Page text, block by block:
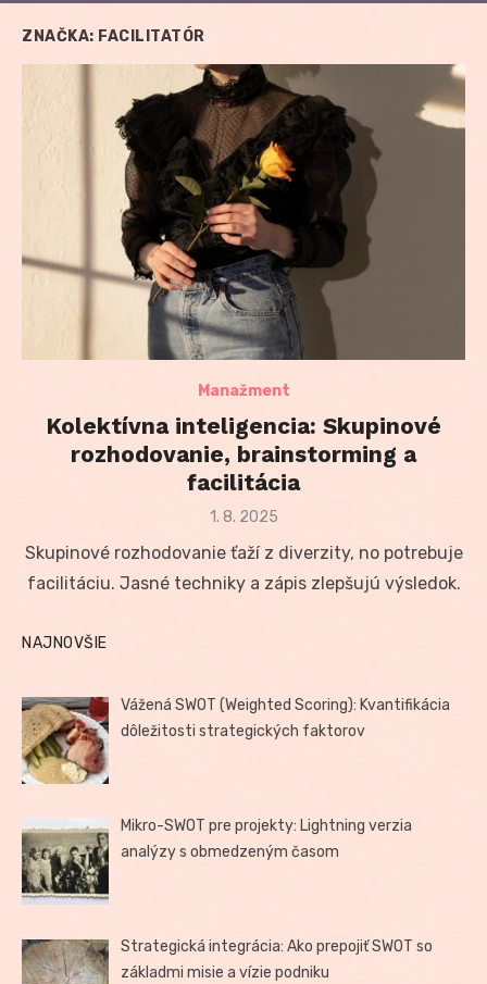
ZNAČKA: FACILITATÓR
Manažment
Kolektívna inteligencia: Skupinové
rozhodovanie, brainstorming a
facilitácia
Posted
1. 8. 2025
Skupinové rozhodovanie ťaží z diverzity, no potrebuje
facilitáciu. Jasné techniky a zápis zlepšujú výsledok.
NAJNOVŠIE
Vážená SWOT (Weighted Scoring): Kvantifikácia
dôležitosti strategických faktorov
Mikro-SWOT pre projekty: Lightning verzia
analýzy s obmedzeným časom
Strategická integrácia: Ako prepojiť SWOT so
základmi misie a vízie podniku